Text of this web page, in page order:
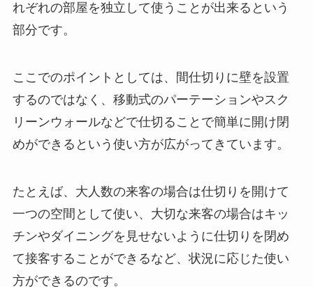
れぞれの部屋を独立して使うことが出来るという
部分です。
ここでのポイントとしては、間仕切りに壁を設置
するのではなく、移動式のパーテーションやスク
リーンウォールなどで仕切ることで簡単に開け閉
めができるという使い方が広がってきています。
たとえば、大人数の来客の場合は仕切りを開けて
一つの空間として使い、大切な来客の場合はキッ
チンやダイニングを見せないように仕切りを閉め
て接客することができるなど、状況に応じた使い
方ができるのです。